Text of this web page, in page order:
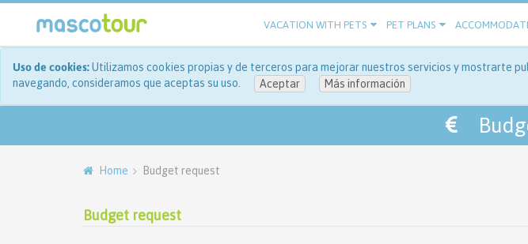
VACATION WITH PETS PET PLANS
Uso de cookies:Utilizamos cookies propias y de terceros para mejorar nuestros servicios y mostrarte
navegando, consideramos que aceptas su uso.
Aceptar Más información
Home Budget request
Budget request